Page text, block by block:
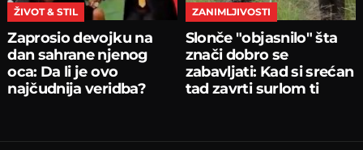
ŽIVOT & STIL
Zaprosio devojku na
dan sahrane njenog
oca: Da li je ovo
najčudnija veridba?
ZANIMLJIVOSTI
Slonče "objasnilo" šta
znači dobro se
zabavljati: Kad si srećan
tad zavrti surlom ti